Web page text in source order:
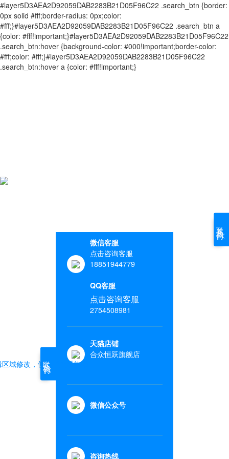
#layer5D3AEA2D92059DAB2283B21D05F96C22 .search_btn {border:
0px solid #fff;border-radius: 0px;color:
#fff;}#layer5D3AEA2D92059DAB2283B21D05F96C22 .search_btn a
{color: #fff!important;}#layer5D3AEA2D92059DAB2283B21D05F96C22
.search_btn:hover {background-color: #000!important;border-color:
#fff;color: #fff;}#layer5D3AEA2D92059DAB2283B21D05F96C22
.search_btn:hover a {color: #fff!important;}
域修改，侧边栏查看效果
微信客服
点击咨询客服
18851944779
QQ客服
点击咨询客服
2754508981
天猫店铺
合众恒跃旗舰店
微信公众号
咨询热线